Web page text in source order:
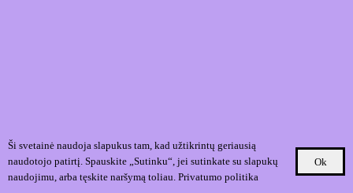
Ši svetainė naudoja slapukus tam, kad užtikrintų geriausią
naudotojo patirtį. Spauskite „Sutinku“, jei sutinkate su slapukų
naudojimu, arba tęskite naršymą toliau. Privatumo politika
Ok